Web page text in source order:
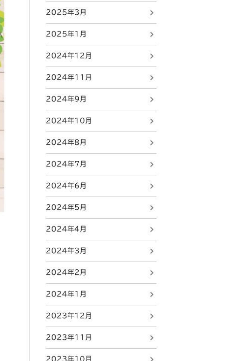
2025年3月
2025年1月
2024年12月
2024年11月
2024年9月
2024年10月
2024年8月
2024年7月
2024年6月
2024年5月
2024年4月
2024年3月
2024年2月
2024年1月
2023年12月
2023年11月
2023年10月